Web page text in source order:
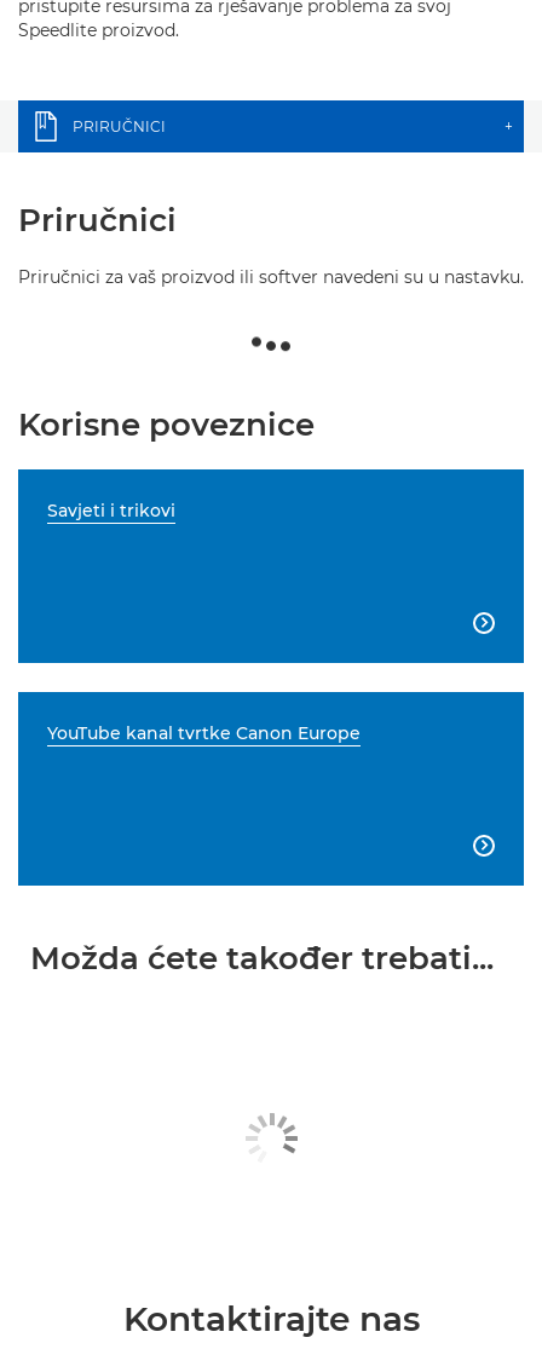
pristupite resursima za rješavanje problema za svoj
Speedlite proizvod.
PRIRUČNICI +
Priručnici
Priručnici za vaš proizvod ili softver navedeni su u nastavku.
Korisne poveznice
Savjeti i trikovi

YouTube kanal tvrtke Canon Europe

Možda ćete također trebati...
Kontaktirajte nas